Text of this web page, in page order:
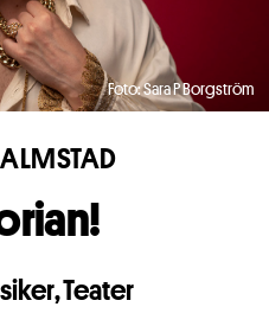
Foto: Sara P Borgström
,Teater